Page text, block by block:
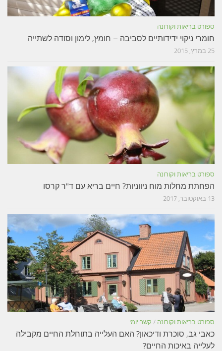
ספורט בריאות וקורונה
חומרי ניקוי ידידותיים לסביבה – חומץ, לימון וסודה לשתייה
25 במרץ, 2015
ספורט בריאות וקורונה
הפחתת מחלות מוח ניווניות? חיים בריא עם ד"ר קרסו
13 באוקטובר, 2017
ספורט בריאות וקורונה / קשר יומי
כאבי גב, סוכרת ודיכאון? האם העלייה בתוחלת החיים מקבילה
לעלייה באיכות החיים?